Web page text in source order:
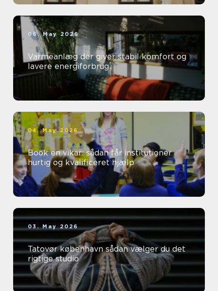
06. May 2026
Varmeanlæg der giver stabil komfort og
lavere energiforbrug
04. May 2026
Book en vikar: sådan får institutioner
hurtig og kvalificeret hjælp
03. May 2026
Tatovør københavn sådan vælger du det
rigtige studio